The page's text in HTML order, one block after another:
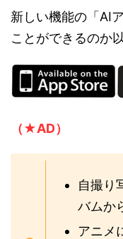
新しい機能の「AI
ことができるのか
（★AD）
自撮り
バムか
アニメ